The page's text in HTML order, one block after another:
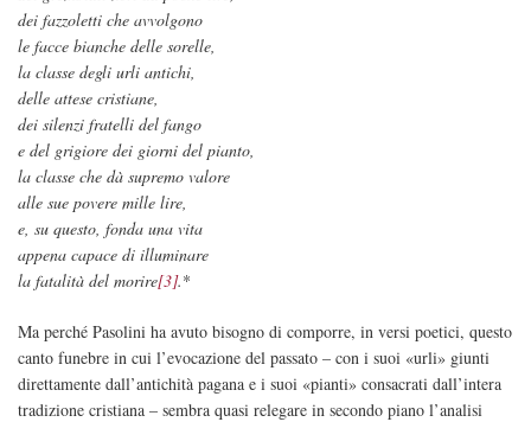
dei fazzoletti che avvolgono
le facce bianche delle sorelle,
la classe degli urli antichi,
delle attese cristiane,
dei silenzi fratelli del fango
e del grigiore dei giorni del pianto,
la classe che dà supremo valore
alle sue povere mille lire,
e, su questo, fonda una vita
appena capace di illuminare
la fatalità del morire[3].*
Ma perché Pasolini ha avuto bisogno di comporre, in versi poetici, questo
canto funebre in cui l’evocazione del passato – con i suoi «urli» giunti
direttamente dall’antichità pagana e i suoi «pianti» consacrati dall’intera
tradizione cristiana – sembra quasi relegare in secondo piano l’analisi